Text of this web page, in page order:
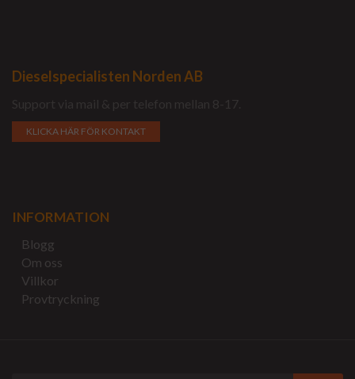
Dieselspecialisten Norden AB
Support via mail & per telefon mellan 8-17.
KLICKA HÄR FÖR KONTAKT
INFORMATION
Blogg
Om oss
Villkor
Provtryckning